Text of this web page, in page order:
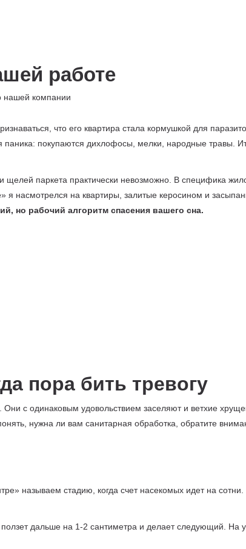
работе
нашей компании
что его квартира стала кормушкой для
паника: покупаются дихлофосы, мелки, народные травы.
паркета практически невозможно. В специфика
насмотрелся на квартиры, залитые керосином и
но рабочий алгоритм спасения вашего сна.
пора бить тревогу
с одинаковым удовольствием заселяют и ветхие
нужна ли вам санитарная обработка, обратите
называем стадию, когда счет насекомых идет на
дальше на 1-2 сантиметра и делает следующий. На